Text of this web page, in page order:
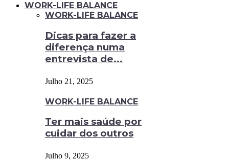
WORK-LIFE BALANCE
WORK-LIFE BALANCE
Dicas para fazer a
diferença numa
entrevista de...
Julho 21, 2025
WORK-LIFE BALANCE
Ter mais saúde por
cuidar dos outros
Julho 9, 2025